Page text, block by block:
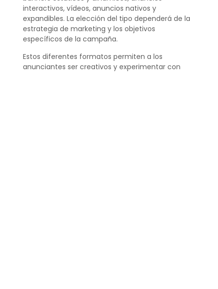
interactivos, vídeos, anuncios nativos y
expandibles. La elección del tipo dependerá de la
estrategia de marketing y los objetivos
específicos de la campaña.
Estos diferentes formatos permiten a los
anunciantes ser creativos y experimentar con